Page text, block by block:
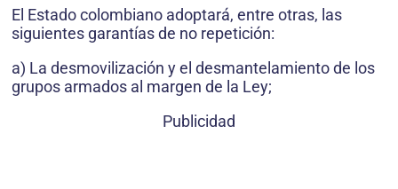
El Estado colombiano adoptará, entre otras, las
siguientes garantías de no repetición:
a) La desmovilización y el desmantelamiento de los
grupos armados al margen de la Ley;
Publicidad